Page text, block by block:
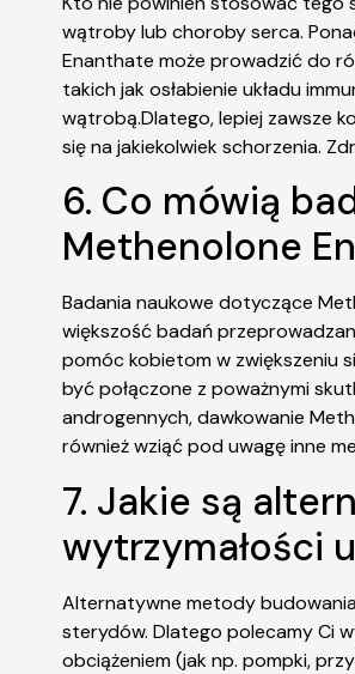
wątroby lub choroby serca.
Enanthate może prowadzić do
takich jak osłabienie układu
wątrobą.Dlatego, lepiej zawsze
się na jakiekolwiek schorzenia.
6. Co mówią
Methenolone
Badania naukowe dotyczące
większość badań
pomóc kobietom w zwiększeniu
być połączone z poważnymi
androgennych, dawkowanie
również wziąć pod uwagę inne
7. Jakie są
wytrzymałości
Alternatywne metody
sterydów. Dlatego polecamy Ci
obciążeniem (jak np. pompki,